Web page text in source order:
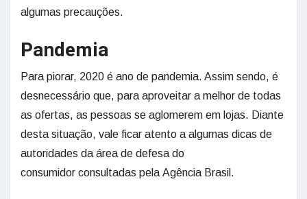
algumas precauções.
Pandemia
Para piorar, 2020 é ano de pandemia. Assim sendo, é
desnecessário que, para aproveitar a melhor de todas
as ofertas, as pessoas se aglomerem em lojas. Diante
desta situação, vale ficar atento a algumas dicas de
autoridades da área de defesa do
consumidor consultadas pela Agência Brasil.